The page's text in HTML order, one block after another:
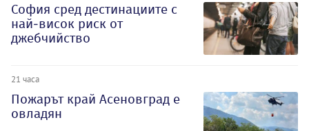
София сред дестинациите с
най-висок риск от
джебчийство
21 часа
Пожарът край Асеновград е
овладян